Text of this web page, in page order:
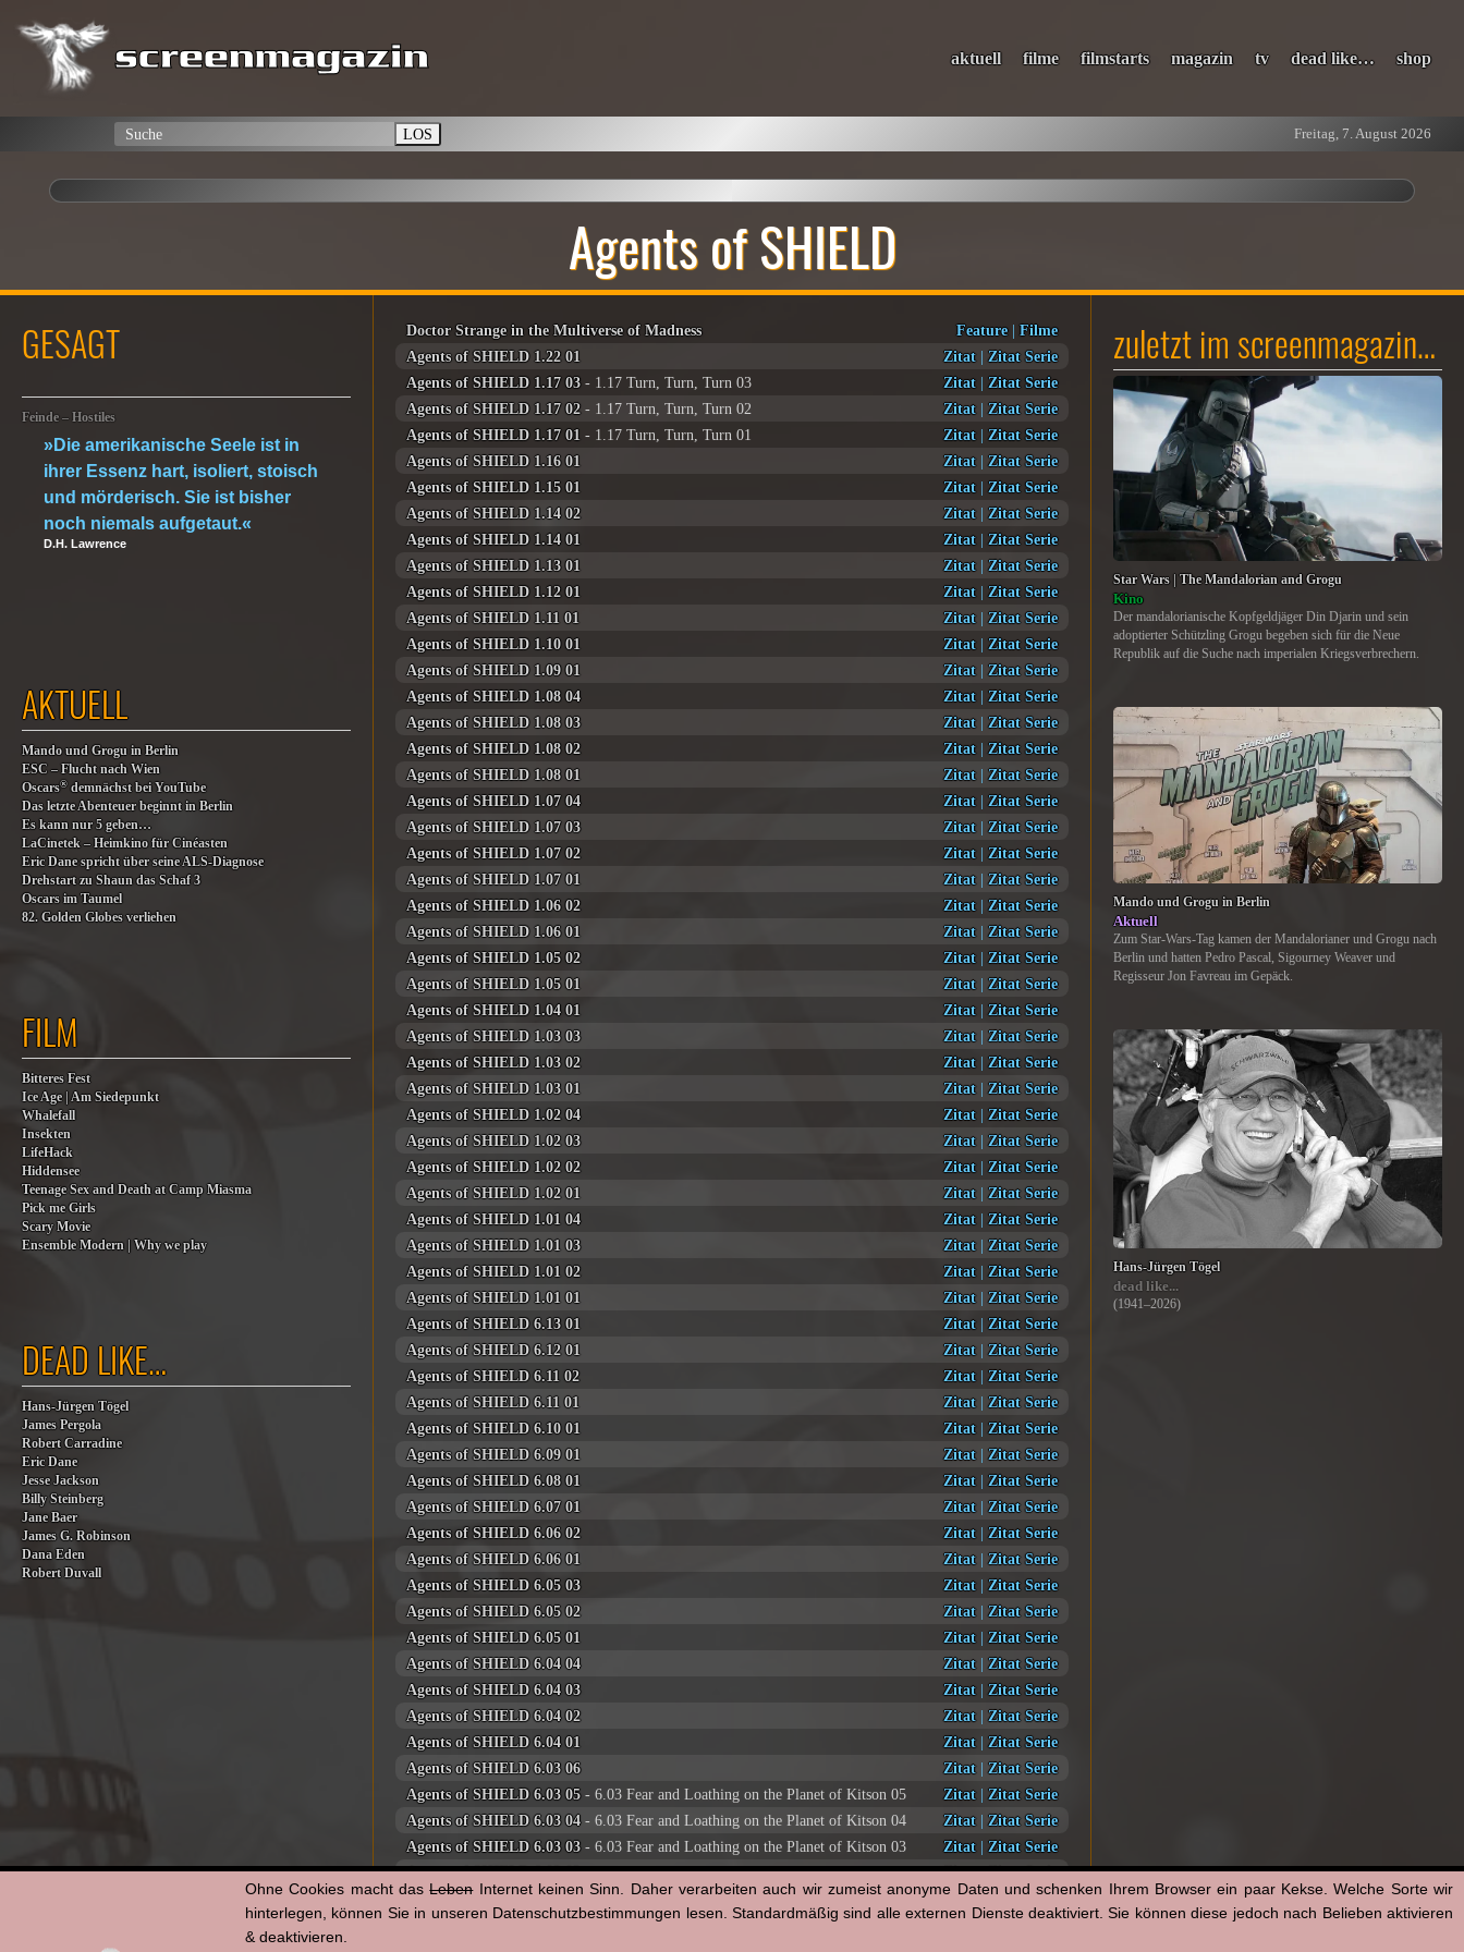
aktuell filme filmstarts magazin tv dead like… shop
LOS Freitag, 7. August 2026
Agents of SHIELD
Doctor Strange in the Multiverse of Madness Feature| Filme
Agents of SHIELD 1.22 01
Zitat| Zitat Serie
Agents of SHIELD 1.17 03 - 1.17 Turn, Turn, Turn 03 Zitat| Zitat Serie
Agents of SHIELD 1.17 02 - 1.17 Turn, Turn, Turn 02 Zitat| Zitat Serie
Agents of SHIELD 1.17 01 - 1.17 Turn, Turn, Turn 01 Zitat| Zitat Serie
Agents of SHIELD 1.16 01
Zitat| Zitat Serie
Agents of SHIELD 1.15 01
Zitat| Zitat Serie
Agents of SHIELD 1.14 02
Zitat| Zitat Serie
Agents of SHIELD 1.14 01
Zitat| Zitat Serie
Agents of SHIELD 1.13 01
Zitat| Zitat Serie
Agents of SHIELD 1.12 01
Zitat| Zitat Serie
Agents of SHIELD 1.11 01
Zitat| Zitat Serie
Agents of SHIELD 1.10 01
Zitat| Zitat Serie
Agents of SHIELD 1.09 01
Zitat| Zitat Serie
Agents of SHIELD 1.08 04
Zitat| Zitat Serie
Agents of SHIELD 1.08 03
Zitat| Zitat Serie
Agents of SHIELD 1.08 02
Zitat| Zitat Serie
Agents of SHIELD 1.08 01
Zitat| Zitat Serie
Agents of SHIELD 1.07 04
Zitat| Zitat Serie
Agents of SHIELD 1.07 03
Zitat| Zitat Serie
Agents of SHIELD 1.07 02
Zitat| Zitat Serie
Agents of SHIELD 1.07 01
Zitat| Zitat Serie
Agents of SHIELD 1.06 02
Zitat| Zitat Serie
Agents of SHIELD 1.06 01
Zitat| Zitat Serie
Agents of SHIELD 1.05 02
Zitat| Zitat Serie
Agents of SHIELD 1.05 01
Zitat| Zitat Serie
Agents of SHIELD 1.04 01
Zitat| Zitat Serie
Agents of SHIELD 1.03 03
Zitat| Zitat Serie
Agents of SHIELD 1.03 02
Zitat| Zitat Serie
Agents of SHIELD 1.03 01
Zitat| Zitat Serie
Agents of SHIELD 1.02 04
Zitat| Zitat Serie
Agents of SHIELD 1.02 03
Zitat| Zitat Serie
Agents of SHIELD 1.02 02
Zitat| Zitat Serie
Agents of SHIELD 1.02 01
Zitat| Zitat Serie
Agents of SHIELD 1.01 04
Zitat| Zitat Serie
Agents of SHIELD 1.01 03
Zitat| Zitat Serie
Agents of SHIELD 1.01 02
Zitat| Zitat Serie
Agents of SHIELD 1.01 01
Zitat| Zitat Serie
Agents of SHIELD 6.13 01
Zitat| Zitat Serie
Agents of SHIELD 6.12 01
Zitat| Zitat Serie
Agents of SHIELD 6.11 02
Zitat| Zitat Serie
Agents of SHIELD 6.11 01
Zitat| Zitat Serie
Agents of SHIELD 6.10 01
Zitat| Zitat Serie
Agents of SHIELD 6.09 01
Zitat| Zitat Serie
Agents of SHIELD 6.08 01
Zitat| Zitat Serie
Agents of SHIELD 6.07 01
Zitat| Zitat Serie
Agents of SHIELD 6.06 02
Zitat| Zitat Serie
Agents of SHIELD 6.06 01
Zitat| Zitat Serie
Agents of SHIELD 6.05 03
Zitat| Zitat Serie
Agents of SHIELD 6.05 02
Zitat| Zitat Serie
Agents of SHIELD 6.05 01
Zitat| Zitat Serie
Agents of SHIELD 6.04 04
Zitat| Zitat Serie
Agents of SHIELD 6.04 03
Zitat| Zitat Serie
Agents of SHIELD 6.04 02
Zitat| Zitat Serie
Agents of SHIELD 6.04 01
Zitat| Zitat Serie
Agents of SHIELD 6.03 06
Zitat| Zitat Serie
Agents of SHIELD 6.03 05- 6.03 Fear and Loathing on the Planet of Kitson 05 Zitat| Zitat Serie
Agents of SHIELD 6.03 04- 6.03 Fear and Loathing on the Planet of Kitson 04 Zitat| Zitat Serie
Agents of SHIELD 6.03 03- 6.03 Fear and Loathing on the Planet of Kitson 03 Zitat| Zitat Serie
Agents of SHIELD 6.03 02- 6.03 Fear and Loathing on the Planet of Kitson 02 Zitat|Zitat Serie
Agents of SHIELD 6.03 01- 6.03 Fear and Loathing on the Planet of Kitson 01 Zitat|Zitat Serie
- 6.02 Window of Opportunity 01
GESAGT
Feinde – Hostiles
»Die amerikanische Seele ist in
ihrer Essenz hart, isoliert, stoisch
und mörderisch. Sie ist bisher
noch niemals aufgetaut.«
D.H. Lawrence
AKTUELL
Mando und Grogu in Berlin
ESC – Flucht nach Wien
Oscars® demnächst bei YouTube
Das letzte Abenteuer beginnt in Berlin
Es kann nur 5 geben…
LaCinetek – Heimkino für Cinéasten
Eric Dane spricht über seine ALS-Diagnose
Drehstart zu Shaun das Schaf 3
Oscars im Taumel
82. Golden Globes verliehen
FILM
Bitteres Fest
Ice Age | Am Siedepunkt
Whalefall
Insekten
LifeHack
Hiddensee
Teenage Sex and Death at Camp Miasma
Pick me Girls
Scary Movie
Ensemble Modern | Why we play
DEAD LIKE…
Hans-Jürgen Tögel
James Pergola
Robert Carradine
Eric Dane
Jesse Jackson
Billy Steinberg
Jane Baer
James G. Robinson
Dana Eden
Robert Duvall
zuletzt im screenmagazin…
Star Wars | The Mandalorian and Grogu
Kino
Der mandalorianische Kopfgeldjäger Din Djarin und sein
adoptierter Schützling Grogu begeben sich für die Neue
Republik auf die Suche nach imperialen Kriegsverbrechern.
Mando und Grogu in Berlin
Aktuell
Zum Star-Wars-Tag kamen der Mandalorianer und Grogu nach
Berlin und hatten Pedro Pascal, Sigourney Weaver und
Regisseur Jon Favreau im Gepäck.
Hans-Jürgen Tögel
dead like...
(1941–2026)
Ohne Cookies macht dasLebenInternet keinen Sinn. Daher verarbeiten auch wir zumeist anonyme Daten und schenken Ihrem Browser ein paar Kekse. Welche Sorte wir
hinterlegen, können Sie in unseren Datenschutzbestimmungen lesen. Standardmäßig sind alle externen Dienste deaktiviert. Sie können diese jedoch nach Belieben aktivieren
& deaktivieren.